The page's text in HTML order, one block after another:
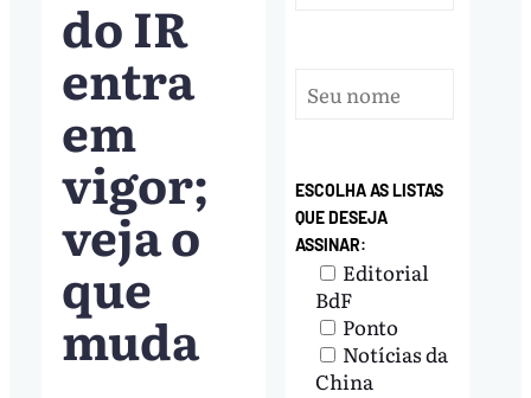
do IR
entra
em
vigor;
veja o
que
muda
ESCOLHA AS LISTAS
QUE DESEJA
ASSINAR:
Editorial
BdF
Ponto
Notícias da
China